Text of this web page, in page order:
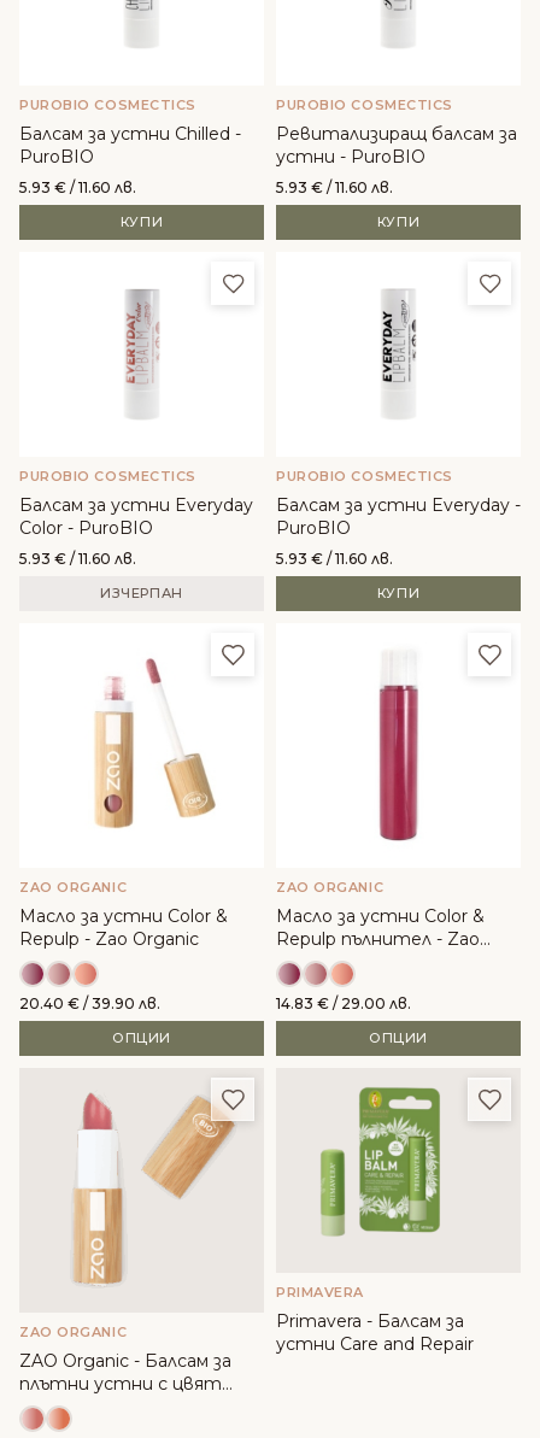
PUROBIO COSMECTICS
Балсам за устни Chilled -
PuroBIO
5.93 € / 11.60 лв.
КУПИ
PUROBIO COSMECTICS
Ревитализиращ балсам за
устни - PuroBIO
5.93 € / 11.60 лв.
КУПИ
Добави в любими
PUROBIO COSMECTICS
Балсам за устни Everyday
Color - PuroBIO
5.93 € / 11.60 лв.
ИЗЧЕРПАН
PUROBIO COSMECTICS
Балсам за устни Everyday -
PuroBIO
5.93 € / 11.60 лв.
КУПИ
Добави в любими
ZAO ORGANIC
Масло за устни Color &
Repulp - Zao Organic
20.40 € / 39.90 лв.
ОПЦИИ
ZAO ORGANIC
Масло за устни Color &
Repulp пълнител - Zao
Organic
14.83 € / 29.00 лв.
ОПЦИИ
Добави в любими
ZAO ORGANIC
ZAO Organic - Балсам за
плътни устни с цвят
Color & Repulp
PRIMAVERA
Primavera - Балсам за
устни Care and Repair